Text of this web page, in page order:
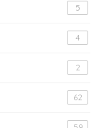
5
4
2
62